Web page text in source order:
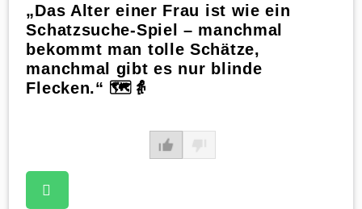
„Das Alter einer Frau ist wie ein
Schatzsuche-Spiel – manchmal
bekommt man tolle Schätze,
manchmal gibt es nur blinde
Flecken.“ 🗺️👵